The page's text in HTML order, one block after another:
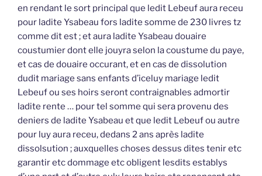
en rendant le sort principal que ledit Lebeuf aura receu
pour ladite Ysabeau fors ladite somme de 230 livres tz
comme dit est ; et aura ladite Ysabeau douaire
coustumier dont elle jouyra selon la coustume du paye,
et cas de douaire occurant, et en cas de dissolution
dudit mariage sans enfants d’iceluy mariage ledit
Lebeuf ou ses hoirs seront contraignables admortir
ladite rente … pour tel somme qui sera provenu des
deniers de ladite Ysabeau et que ledit Lebeuf ou autre
pour luy aura receu, dedans 2 ans après ladite
dissolsution ; auxquelles choses dessus dites tenir etc
garantir etc dommage etc obligent lesdits establys